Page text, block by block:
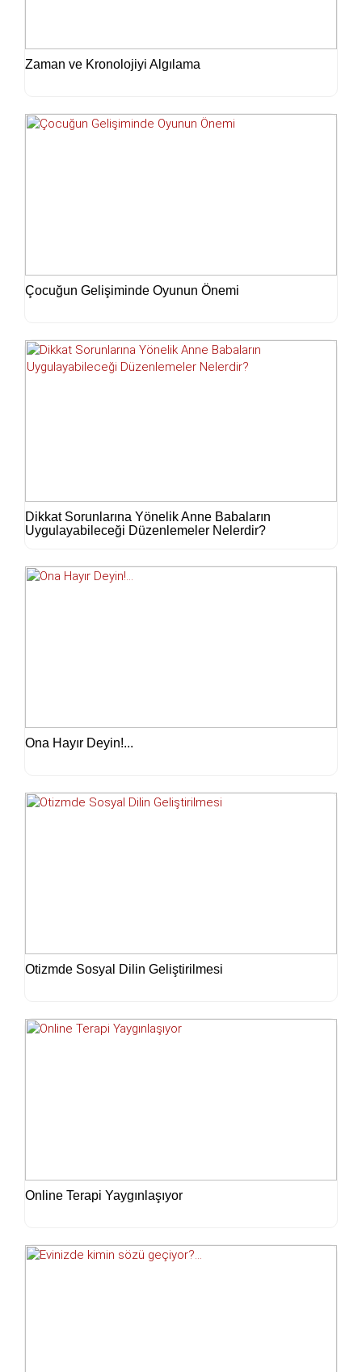
Zaman ve Kronolojiyi Algılama
Çocuğun Gelişiminde Oyunun Önemi
Dikkat Sorunlarına Yönelik Anne Babaların
Uygulayabileceği Düzenlemeler Nelerdir?
Ona Hayır Deyin!...
Otizmde Sosyal Dilin Geliştirilmesi
Online Terapi Yaygınlaşıyor